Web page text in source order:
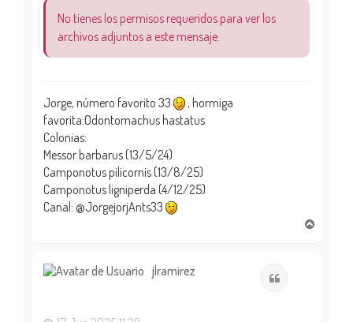
No tienes los permisos requeridos para ver los
archivos adjuntos a este mensaje.
Jorge, número favorito 33
, hormiga
favorita:Odontomachus hastatus
Colonias:
Messor barbarus (13/5/24)
Camponotus pilicornis (13/8/25)
Camponotus ligniperda (4/12/25)
Canal: @JorgejorjAnts33
jlramirez